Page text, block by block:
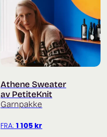
Athene Sweater
av PetiteKnit
Garnpakke
FRA: 1 105 kr